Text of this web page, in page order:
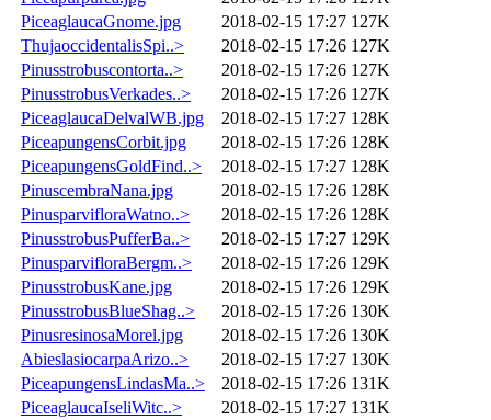
PiceaglaucaGnome.jpg
2018-02-15 17:27 127K
ThujaoccidentalisSpi..>
2018-02-15 17:26 127K
Pinusstrobuscontorta..>
2018-02-15 17:26 127K
PinusstrobusVerkades..>
2018-02-15 17:26 127K
PiceaglaucaDelvalWB.jpg
2018-02-15 17:27 128K
PiceapungensCorbit.jpg
2018-02-15 17:26 128K
PiceapungensGoldFind..>
2018-02-15 17:27 128K
PinuscembraNana.jpg
2018-02-15 17:26 128K
PinusparvifloraWatno..>
2018-02-15 17:26 128K
PinusstrobusPufferBa..>
2018-02-15 17:27 129K
PinusparvifloraBergm..>
2018-02-15 17:26 129K
PinusstrobusKane.jpg
2018-02-15 17:26 129K
PinusstrobusBlueShag..>
2018-02-15 17:26 130K
PinusresinosaMorel.jpg
2018-02-15 17:26 130K
AbieslasiocarpaArizo..>
2018-02-15 17:27 130K
PiceapungensLindasMa..>
2018-02-15 17:26 131K
PiceaglaucaIseliWitc..>
2018-02-15 17:27 131K